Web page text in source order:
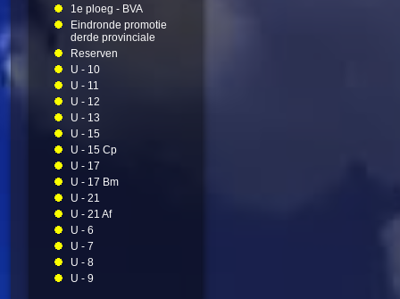
1e ploeg - BVA
Eindronde promotie
derde provinciale
Reserven
U - 10
U - 11
U - 12
U - 13
U - 15
U - 15 Cp
U - 17
U - 17 Bm
U - 21
U - 21 Af
U - 6
U - 7
U - 8
U - 9